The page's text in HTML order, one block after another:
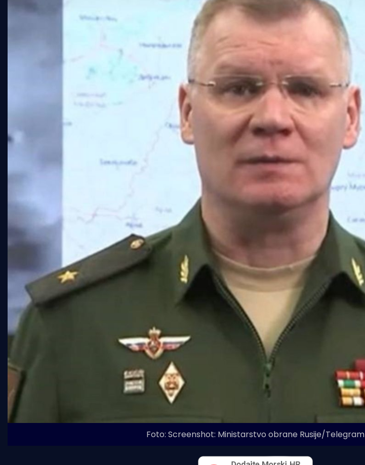
Foto: Screenshot: Ministarstvo obrane Rusije/Telegram